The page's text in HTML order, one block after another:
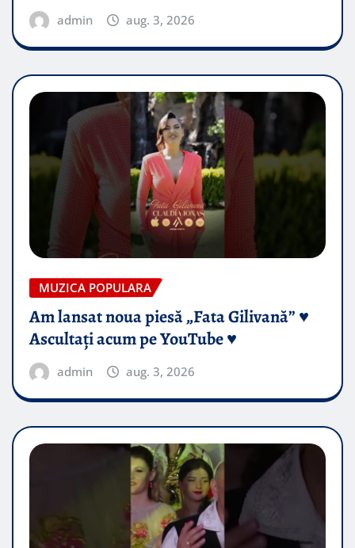
admin aug. 3, 2026
MUZICA POPULARA
Am lansat noua piesă „Fata Gilivană” ♥️
Ascultați acum pe YouTube ♥️
admin aug. 3, 2026